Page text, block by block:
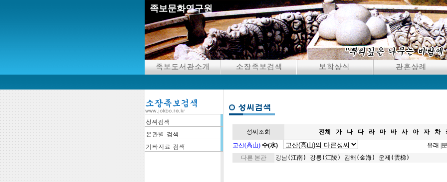
족보문화연구원
성씨조회 전체 가 나 다 라 마 바 사 아 자 차
고산(高山) 수(水) 유래
다른 본관
강남(江南) 강릉(江陵) 김해(金海) 운제(雲梯)